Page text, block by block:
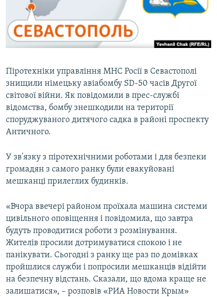
ВІДЕОУРОКИ «ELIFBE»
СВІДЧЕННЯ ОКУПАЦІЇ
УКРАЇНСЬКА ПРОБЛЕМА КРИМУ
Русский
Qırımtatar
Усі сайти RFE/RL
Піротехніки управління МНС Росії в Севастополі
знищили німецьку авіабомбу SD-50 часів Другої
світової війни. Як повідомили в прес-службі
відомства, бомбу знешкодили на території
споруджуваного дитячого садка в районі проспекту
Античного.
У зв'язку з піротехнічними роботами і для безпеки
громадян з самого ранку були евакуйовані
мешканці прилеглих будинків.
«Вчора ввечері районом проїхала машина системи
цивільного оповіщення і повідомила, що завтра
будуть проводитися роботи з розмінування.
Жителів просили дотримуватися спокою і не
панікувати. Сьогодні з ранку ще раз по домівках
пройшлися служби і попросили мешканців відійти
на безпечну відстань. Сказали, що вдома краще не
залишатися», – розповів «РИА Новости Крым»